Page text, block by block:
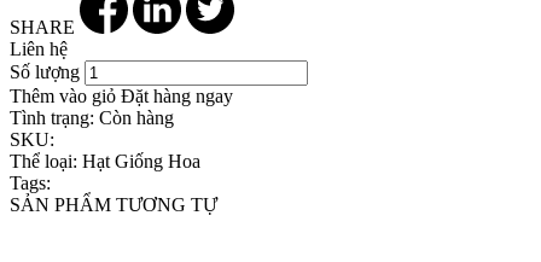
SHARE
Liên hệ
Số lượng
Thêm vào giỏ Đặt hàng ngay
Tình trạng: Còn hàng
SKU:
Thể loại: Hạt Giống Hoa
Tags:
SẢN PHẨM TƯƠNG TỰ